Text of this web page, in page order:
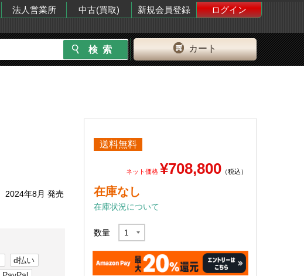
法人営業所 中古(買取) 新規会員登録
ログイン
カート
2024年8月 発売
d払い
送料無料
ネット価格 ¥708,800 （税込）
在庫なし
在庫状況について
数量